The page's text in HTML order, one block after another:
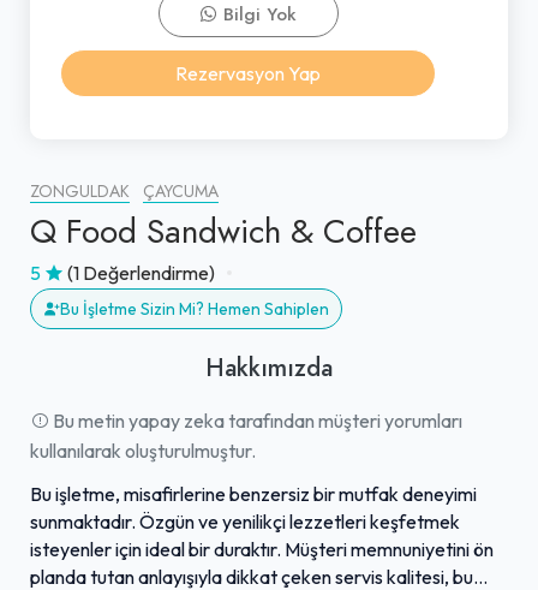
ZONGULDAK ÇAYCUMA
Q Food Sandwich & Coffee
5 (1 Değerlendirme)
Bu İşletme Sizin Mi? Hemen Sahiplen
Hakkımızda
Bu metin yapay zeka tarafından müşteri yorumları
kullanılarak oluşturulmuştur.
Bu işletme, misafirlerine benzersiz bir mutfak deneyimi
sunmaktadır. Özgün ve yenilikçi lezzetleri keşfetmek
isteyenler için ideal bir duraktır. Müşteri memnuniyetini ön
planda tutan anlayışıyla dikkat çeken servis kalitesi, bu
Bilgi Yok
Rezervasyon Yap